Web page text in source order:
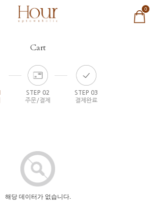
0
Cart
STEP 02
주문/결제
STEP 03
결제완료
해당 데이터가 없습니다.